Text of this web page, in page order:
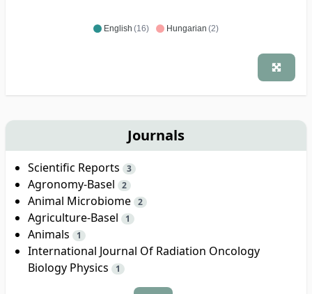
English (16) Hungarian (2)
Journals
Scientific Reports 3
Agronomy-Basel 2
Animal Microbiome 2
Agriculture-Basel 1
Animals 1
International Journal Of Radiation Oncology
Biology Physics
1